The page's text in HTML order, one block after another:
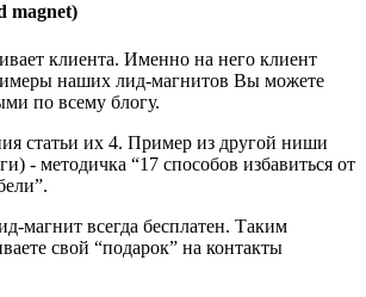
magnet)
клиента. Именно на него клиент
наших лид-магнитов Вы можете
по всему блогу.
статьи их 4. Пример из другой ниши
- методичка “17 способов избавиться от
магнит всегда бесплатен. Таким
свой “подарок” на контакты